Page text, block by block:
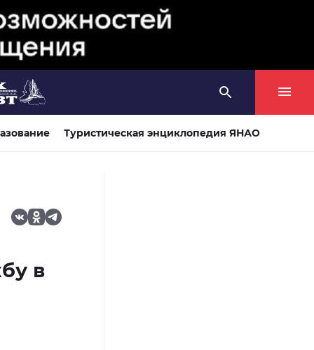
Туристическая энциклопедия ЯНАО
в